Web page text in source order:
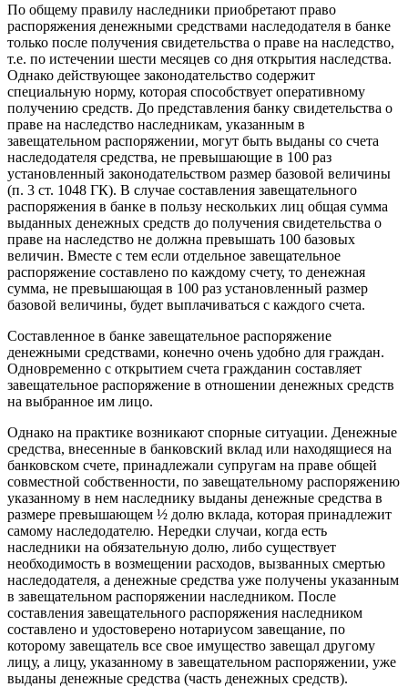
По общему правилу наследники приобретают право
распоряжения денежными средствами наследодателя в банке
только после получения свидетельства о праве на наследство,
т.е. по истечении шести месяцев со дня открытия наследства.
Однако действующее законодательство содержит
специальную норму, которая способствует оперативному
получению средств. До представления банку свидетельства о
праве на наследство наследникам, указанным в
завещательном распоряжении, могут быть выданы со счета
наследодателя средства, не превышающие в 100 раз
установленный законодательством размер базовой величины
(п. 3 ст. 1048 ГК). В случае составления завещательного
распоряжения в банке в пользу нескольких лиц общая сумма
выданных денежных средств до получения свидетельства о
праве на наследство не должна превышать 100 базовых
величин. Вместе с тем если отдельное завещательное
распоряжение составлено по каждому счету, то денежная
сумма, не превышающая в 100 раз установленный размер
базовой величины, будет выплачиваться с каждого счета.
Составленное в банке завещательное распоряжение
денежными средствами, конечно очень удобно для граждан.
Одновременно с открытием счета гражданин составляет
завещательное распоряжение в отношении денежных средств
на выбранное им лицо.
Однако на практике возникают спорные ситуации. Денежные
средства, внесенные в банковский вклад или находящиеся на
банковском счете, принадлежали супругам на праве общей
совместной собственности, по завещательному распоряжению
указанному в нем наследнику выданы денежные средства в
размере превышающем ½ долю вклада, которая принадлежит
самому наследодателю. Нередки случаи, когда есть
наследники на обязательную долю, либо существует
необходимость в возмещении расходов, вызванных смертью
наследодателя, а денежные средства уже получены указанным
в завещательном распоряжении наследником. После
составления завещательного распоряжения наследником
составлено и удостоверено нотариусом завещание, по
которому завещатель все свое имущество завещал другому
лицу, а лицу, указанному в завещательном распоряжении, уже
выданы денежные средства (часть денежных средств).